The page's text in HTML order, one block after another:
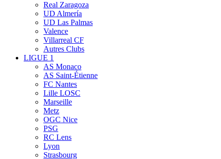
Real Zaragoza
UD Almería
UD Las Palmas
Valence
Villarreal CF
Autres Clubs
LIGUE 1
AS Monaco
AS Saint-Étienne
FC Nantes
Lille LOSC
Marseille
Metz
OGC Nice
PSG
RC Lens
Lyon
Strasbourg